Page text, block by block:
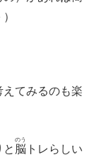
てみるのも楽
脳
のう
トレらしい